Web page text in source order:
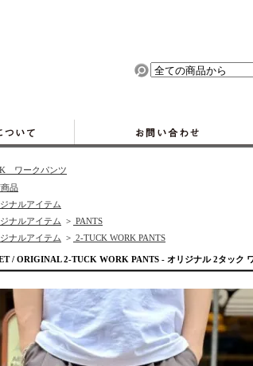
ワークパンツ
品
ナルアイテム
ナルアイテム > PANTS
ナルアイテム > 2-TUCK WORK PANTS
/ ORIGINAL 2-TUCK WORK PANTS - オリジナル 2タック